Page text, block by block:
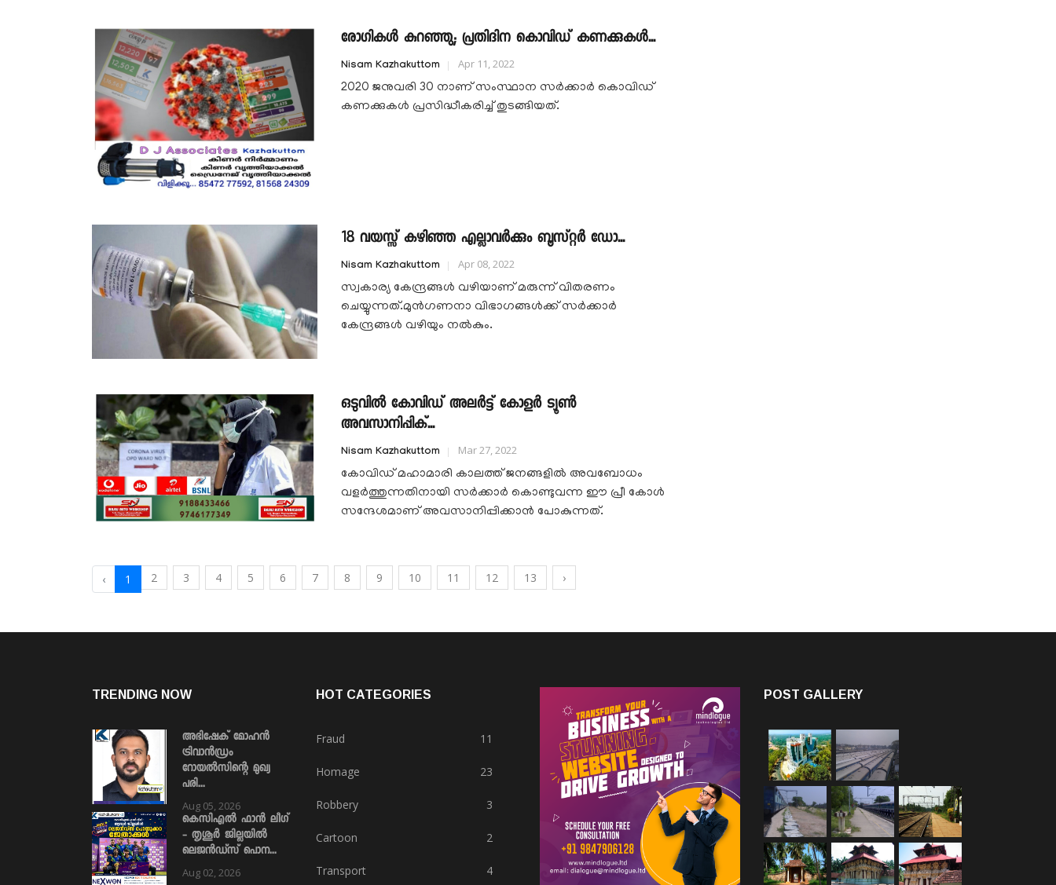
രോഗികള്‍ കുറഞ്ഞു; പ്രതിദിന കൊവിഡ് കണക്കുകള്‍...
Nisam Kazhakuttom
Apr 11, 2022
2020 ജനുവരി 30 നാണ് സംസ്ഥാന സര്‍ക്കാര്‍ കൊവിഡ്
കണക്കുകള്‍ പ്രസിദ്ധീകരിച്ച് തുടങ്ങിയത്.
18 വയസ്സ് കഴിഞ്ഞ എല്ലാവര്‍ക്കും ബൂസ്റ്റര്‍ ഡോ...
Nisam Kazhakuttom
Apr 08, 2022
സ്വകാര്യ കേന്ദ്രങ്ങള്‍ വഴിയാണ് മരുന്ന് വിതരണം
ചെയ്യുന്നത്.മുന്‍ഗണനാ വിഭാഗങ്ങള്‍ക്ക് സര്‍ക്കാര്‍
കേന്ദ്രങ്ങള്‍ വഴിയും നല്‍കും.
ഒടുവിൽ കോവിഡ് അലർട്ട് കോളർ ട്യൂൺ
അവസാനിപ്പിക്...
Nisam Kazhakuttom
Mar 27, 2022
കോവിഡ് മഹാമാരി കാലത്ത് ജനങ്ങളില്‍ അവബോധം
വളര്‍ത്തുന്നതിനായി സര്‍ക്കാര്‍ കൊണ്ടുവന്ന ഈ പ്രീ കോള്‍
സന്ദേശമാണ് അവസാനിപ്പിക്കാന്‍ പോകുന്നത്.
‹ 1 2 3 4 5 6 7 8 9 10 11 12 13 ›
TRENDING NOW
അഭിഷേക് മോഹൻ
ട്രിവാൻഡ്രം
റോയൽസിന്റെ മുഖ്യ
പരി...
Aug 05, 2026
കെസിഎൽ ഫാൻ ലീഗ്
- തൃശൂർ ജില്ലയിൽ
ലെജൻഡ്സ് പൊന...
Aug 02, 2026
HOT CATEGORIES
Fraud 11
Homage 23
Robbery 3
Cartoon 2
Transport 4
POST GALLERY